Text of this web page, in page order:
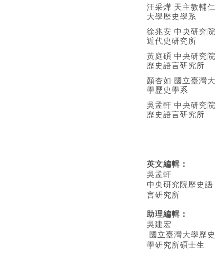
汪采燁 天主教輔仁
大學歷史學系
徐兆安 中央研究院
近代史研究所
黃庭碩 中央研究院
歷史語言研究所
顏杏如 國立臺灣大
學歷史學系
吳孟軒 中央研究院
歷史語言研究所
英文編輯 ：
吳孟軒
中央研究院歷史語
言研究所
助理編輯：
吳建宏
國立臺灣大學歷史
學研究所碩士生